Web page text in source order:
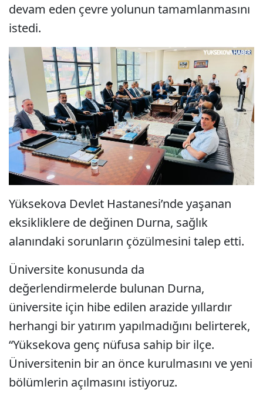
devam eden çevre yolunun tamamlanmasını
istedi.
Yüksekova Devlet Hastanesi’nde yaşanan
eksikliklere de değinen Durna, sağlık
alanındaki sorunların çözülmesini talep etti.
Üniversite konusunda da
değerlendirmelerde bulunan Durna,
üniversite için hibe edilen arazide yıllardır
herhangi bir yatırım yapılmadığını belirterek,
“Yüksekova genç nüfusa sahip bir ilçe.
Üniversitenin bir an önce kurulmasını ve yeni
bölümlerin açılmasını istiyoruz.